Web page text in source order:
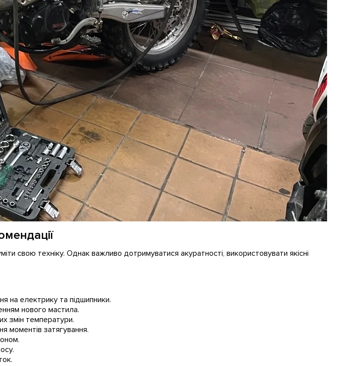
свою техніку. Однак важливо дотримуватися акуратності, використовувати якісні
на електрику та підшипники.
нового мастила.
змін температури.
моментів затягування.